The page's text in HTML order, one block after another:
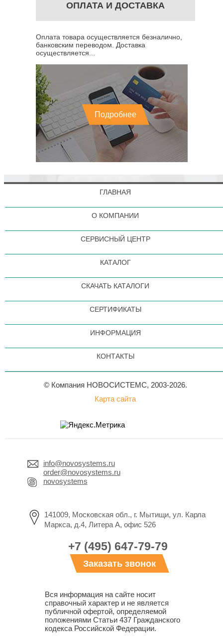
ОПЛАТА И ДОСТАВКА
Оплата товара осуществляется безналично,
банковским переводом. Доставка
осуществляется...
Подробнее
ГЛАВНАЯ
О КОМПАНИИ
СЕРВИСНЫЙ ЦЕНТР
КАТАЛОГ
СКАЧАТЬ КАТАЛОГИ
СЕРТИФИКАТЫ
ИНФОРМАЦИЯ
КОНТАКТЫ
© Компания НОВОСИСТЕМС, 2003-2026.
Карта сайта
info@novosystems.ru
order@novosystems.ru
novosystems
141009, Московская обл., г. Мытищи, ул. Карла
Маркса, д.4, Литера А, офис 526
+7 (495) 647-79-79
Заказать звонок
Вся информация на сайте носит
справочный характер и не является
публичной офертой, определяемой
положениями Статьи 437 Гражданского
кодекса Российской Федерации.